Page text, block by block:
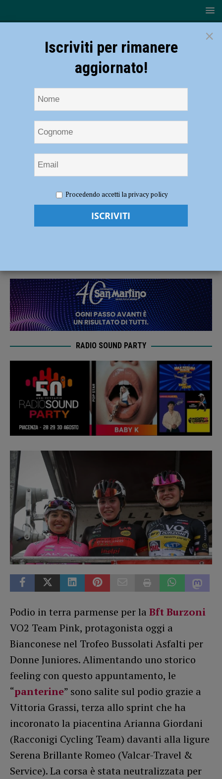
– Vittoria Grassi (Bft Burzoni VO2 Team Pink) sul podio a Bianconese
Ciclismo – Vittoria Grassi (Bft Burzoni
RADIO SOUND PARTY
Podio in terra parmense per la Bft Burzoni
VO2 Team Pink, protagonista oggi a
Bianconese nel Trofeo Bussolati Asfalti per
Donne Juniores. Alimentando uno storico
feeling con questo appuntamento, le
“panterine” sono salite sul podio grazie a
Vittoria Grassi, terza allo sprint che ha
incoronato la piacentina Arianna Giordani
(Racconigi Cycling Team) davanti alla ligure
Serena Brillante Romeo (Valcar-Travel &
Service). La corsa è stata neutralizzata per
×
Iscriviti per rimanere
aggiornato!
Procedendo accetti la privacy policy